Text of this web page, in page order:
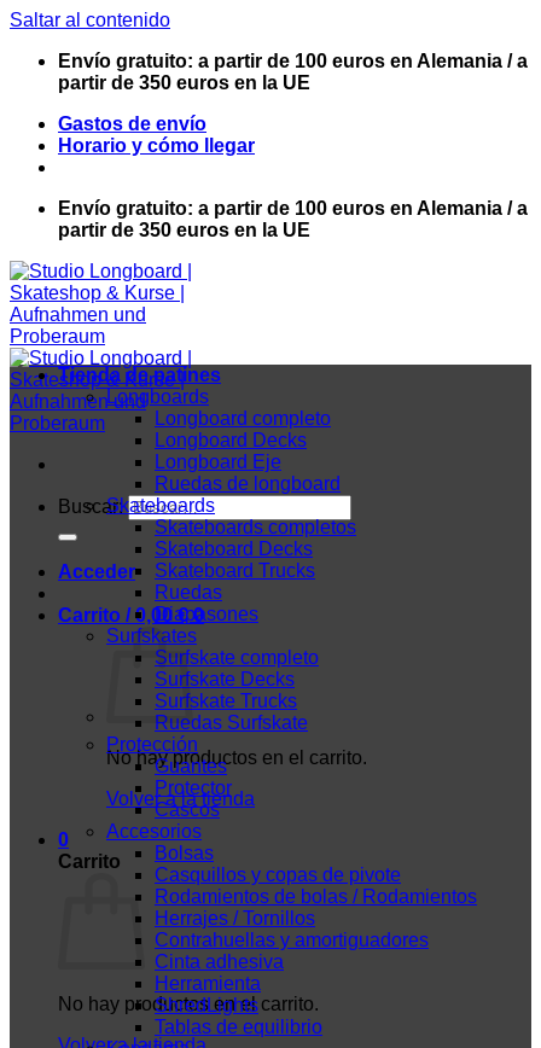
Saltar al contenido
Envío gratuito: a partir de 100 euros en Alemania / a
partir de 350 euros en la UE
Gastos de envío
Horario y cómo llegar
Envío gratuito: a partir de 100 euros en Alemania / a
partir de 350 euros en la UE
Buscar:
Acceder
Carrito /0,00€ 0
No hay productos en el carrito.
Volver a la tienda
0
Carrito
No hay productos en el carrito.
Tienda de patines
Longboards
Longboard completo
Longboard Decks
Longboard Eje
Ruedas de longboard
Skateboards
Skateboards completos
Skateboard Decks
Skateboard Trucks
Ruedas
Diapasones
Surfskates
Surfskate completo
Surfskate Decks
Surfskate Trucks
Ruedas Surfskate
Protección
Guantes
Protector
Cascos
Accesorios
Bolsas
Casquillos y copas de pivote
Rodamientos de bolas / Rodamientos
Herrajes / Tornillos
Contrahuellas y amortiguadores
Cinta adhesiva
Herramienta
ShredLights
Tablas de equilibrio